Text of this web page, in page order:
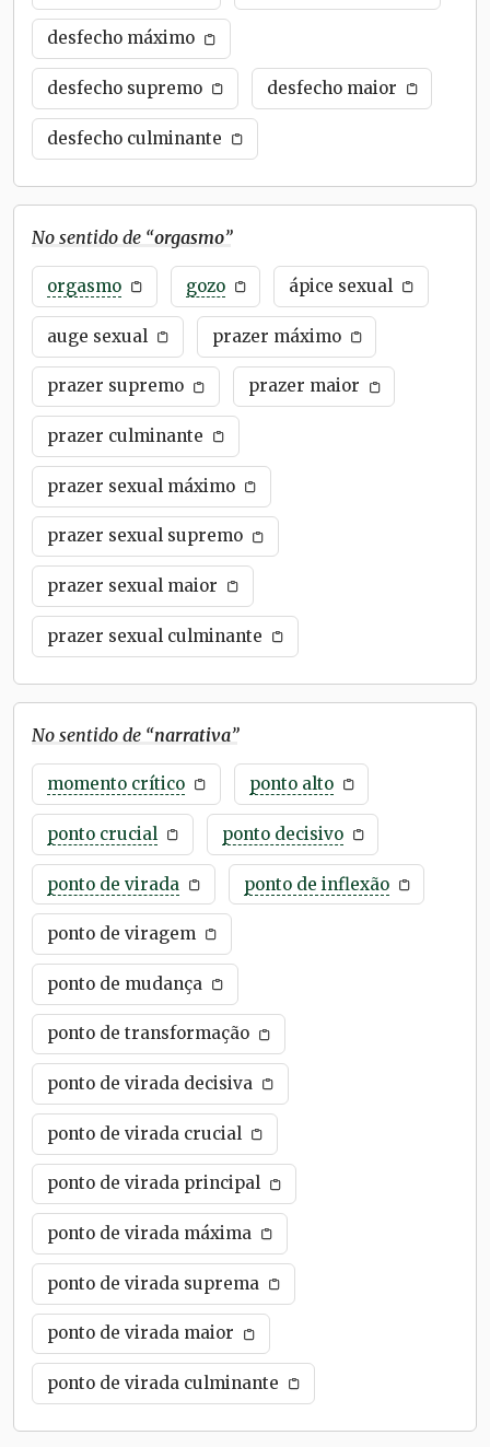
desfecho máximo
desfecho supremo desfecho maior
desfecho culminante
No sentido de “orgasmo”
orgasmo gozo ápice sexual
auge sexual prazer máximo
prazer supremo prazer maior
prazer culminante
prazer sexual máximo
prazer sexual supremo
prazer sexual maior
prazer sexual culminante
No sentido de “narrativa”
momento crítico ponto alto
ponto crucial ponto decisivo
ponto de virada ponto de inflexão
ponto de viragem
ponto de mudança
ponto de transformação
ponto de virada decisiva
ponto de virada crucial
ponto de virada principal
ponto de virada máxima
ponto de virada suprema
ponto de virada maior
ponto de virada culminante